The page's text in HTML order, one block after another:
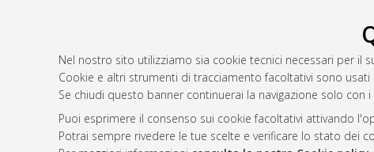
Nel nostro sito utilizziamo sia cookie tecnici necessari per
Cookie e altri strumenti di tracciamento facoltativi sono
Se chiudi questo banner continuerai la navigazione solo con
Puoi esprimere il consenso sui cookie facoltativi attivando
Potrai sempre rivedere le tue scelte e verificare lo stato dei
Atom
Rss 1.0
Rss 2.0
AMS Laurea
Servizio
Impostazioni
Informativa
Condizioni